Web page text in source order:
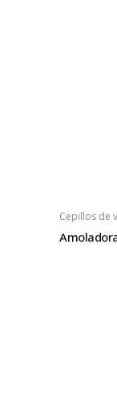
Cepillos de